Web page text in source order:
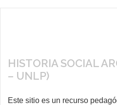
HISTORIA SOCIAL
– UNLP)
Este sitio es un recurso